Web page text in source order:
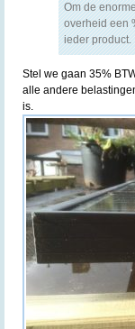
Om de
overheid een
ieder product.
Stel we gaan 35%
alle andere
is.